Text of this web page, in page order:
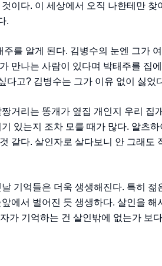
이다. 이 세상에서 오직 나한테만 찾
.
를 알게 된다. 김병수의 눈엔 그가 여
만나는 사람이 있다며 박태주를 집에
다고? 김병수는 그가 이유 없이 싫었
거리는 똥개가 옆집 개인지 우리 집
있는지 조차 모를 때가 많다. 알츠
같다. 살인자로 살다보니 안 그래도
기억들은 더욱 생생해진다. 특히 젊
에서 벌어진 듯 생생하다. 살인을 해
가 기억하는 건 살인밖에 없는가 보